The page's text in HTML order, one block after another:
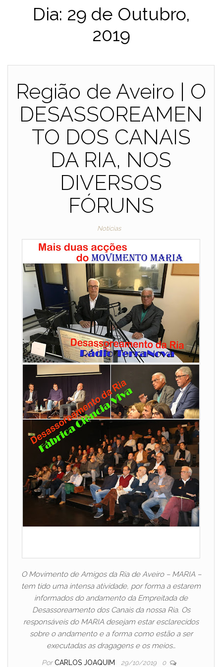
Dia: 29 de Outubro,
2019
Região de Aveiro | O
DESASSOREAMEN
TO DOS CANAIS
DA RIA, NOS
DIVERSOS
FÓRUNS
Notícias
O Movimento de Amigos da Ria de Aveiro – MARIA –
tem tido uma intensa atividade, por forma a estarem
informados do andamento da Empreitada de
Desassoreamento dos Canais da nossa Ria. Os
responsáveis do MARIA desejam estar esclarecidos
sobre o andamento e a forma como estão a ser
executadas as dragagens e os meios…
Por CARLOS JOAQUIM 29/10/2019 0